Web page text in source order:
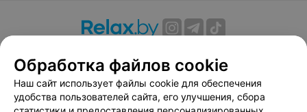
Вакансии
Публичный договор
Способы оплаты
Публичный договор по использованию сервиса
«Афиша»
Обработка файлов cookie
Наш сайт использует файлы cookie для обеспечения
удобства пользователей сайта, его улучшения, сбора